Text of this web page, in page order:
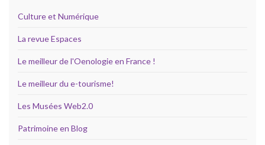
Culture et Numérique
La revue Espaces
Le meilleur de l'Oenologie en France !
Le meilleur du e-tourisme!
Les Musées Web2.0
Patrimoine en Blog